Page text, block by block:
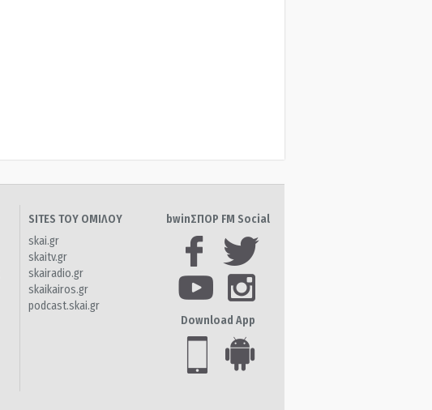
SITES ΤΟΥ ΟΜΙΛΟΥ
skai.gr
skaitv.gr
skairadio.gr
skaikairos.gr
podcast.skai.gr
bwinΣΠΟΡ FM Social
Download App